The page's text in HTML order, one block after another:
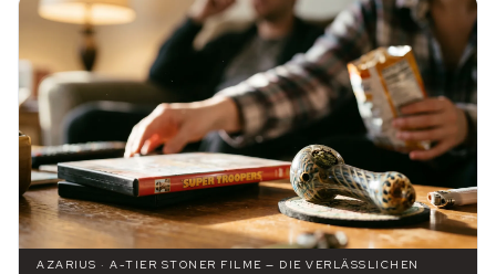
AZARIUS · A-TIER STONER FILME — DIE VERLÄSSLICHEN